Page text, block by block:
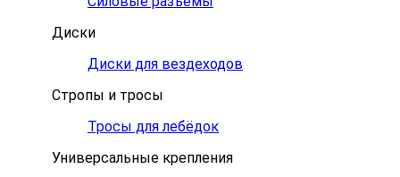
Диски
Диски для вездеходов
Стропы и тросы
Тросы для лебёдок
Универсальные крепления